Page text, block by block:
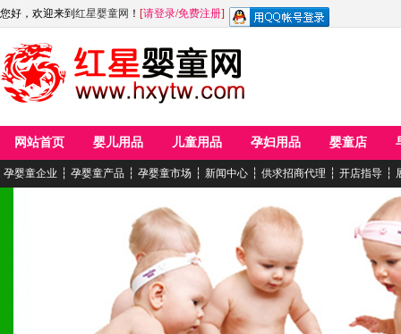
您好，欢迎来到 红星婴童网 ！ [请登录/免费注册]
网站首页 婴儿用品 儿童用品 孕妇用品 婴童店
孕婴童企业 ┆ 孕婴童产品 ┆ 孕婴童市场 ┆ 新闻中心 ┆ 供求招商代理 ┆ 开店指导 ┆